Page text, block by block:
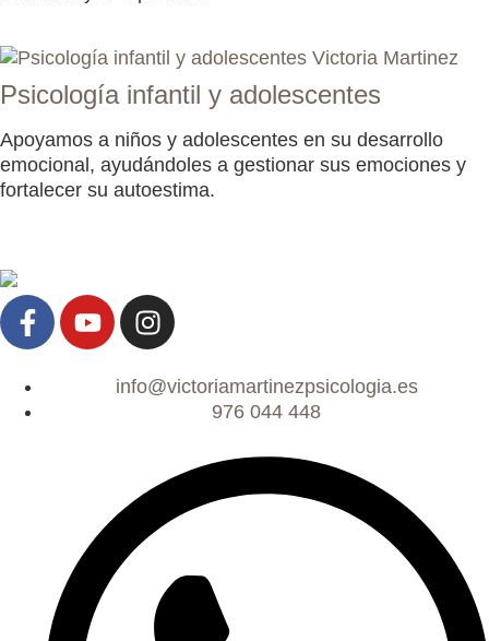
Psicología infantil y adolescentes
Apoyamos a niños y adolescentes en su desarrollo
emocional, ayudándoles a gestionar sus emociones y
fortalecer su autoestima.
info@victoriamartinezpsicologia.es
976 044 448